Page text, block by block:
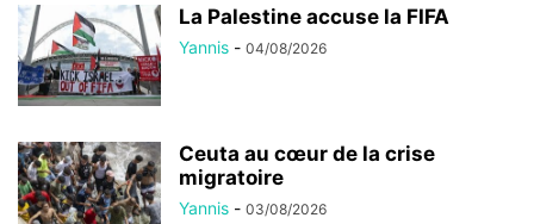
La Palestine accuse la FIFA
Yannis - 04/08/2026
Ceuta au cœur de la crise
migratoire
Yannis - 03/08/2026